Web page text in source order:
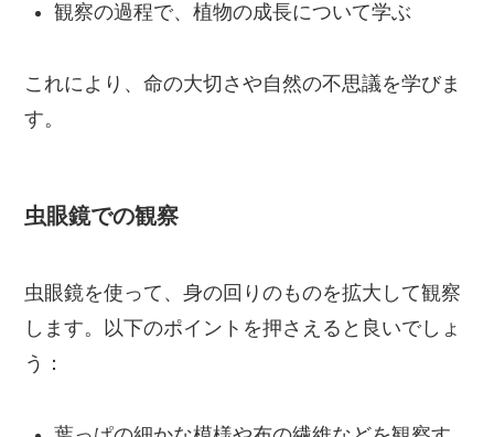
観察の過程で、植物の成長について学ぶ
これにより、命の大切さや自然の不思議を学びま
す。
虫眼鏡での観察
虫眼鏡を使って、身の回りのものを拡大して観察
します。以下のポイントを押さえると良いでしょ
う：